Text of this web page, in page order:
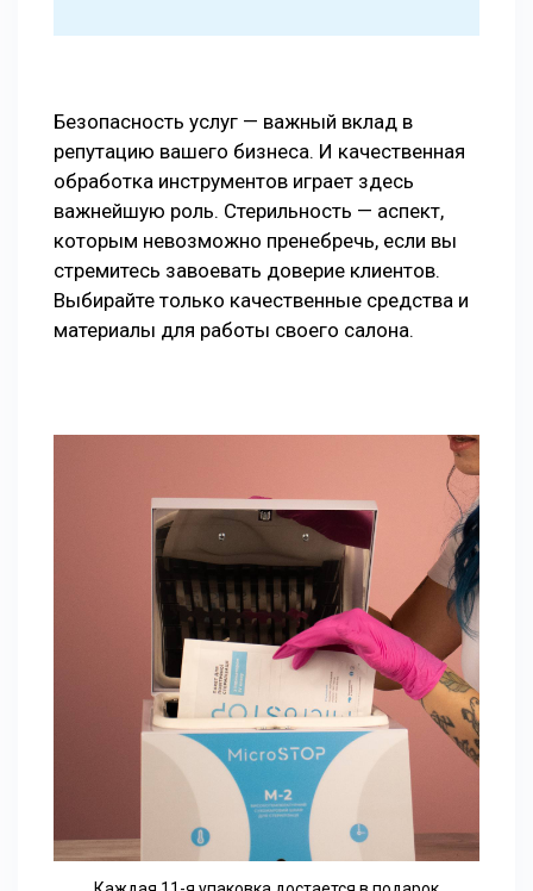
Безопасность услуг — важный вклад в
репутацию вашего бизнеса. И качественная
обработка инструментов играет здесь
важнейшую роль. Стерильность — аспект,
которым невозможно пренебречь, если вы
стремитесь завоевать доверие клиентов.
Выбирайте только качественные средства и
материалы для работы своего салона.